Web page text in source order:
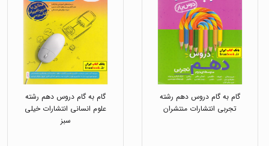
گام به گام دروس دهم رشته
تجربی انتشارات منتشران
گام به گام دروس دهم رشته
علوم انسانی انتشارات خیلی
سبز